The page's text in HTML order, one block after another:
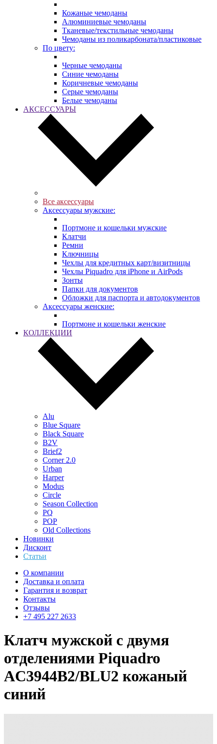
Кожаные чемоданы
Алюминиевые чемоданы
Тканевые/текстильные чемоданы
Чемоданы из поликарбоната/пластиковые
По цвету:
Черные чемоданы
Синие чемоданы
Коричневые чемоданы
Серые чемоданы
Белые чемоданы
АКСЕССУАРЫ
Все аксессуары
Аксессуары мужские:
Портмоне и кошельки мужские
Клатчи
Ремни
Ключницы
Чехлы для кредитных карт/визитницы
Чехлы Piquadro для iPhone и AirPods
Зонты
Папки для документов
Обложки для паспорта и автодокументов
Аксессуары женские:
Портмоне и кошельки женские
КОЛЛЕКЦИИ
Alu
Blue Square
Black Square
B2V
Brief2
Corner 2.0
Urban
Harper
Modus
Circle
Season Collection
PQ
POP
Old Collections
Новинки
Дисконт
Статьи
О компании
Доставка и оплата
Гарантия и возврат
Контакты
Отзывы
+7 495 227 2633
Клатч мужской с двумя
отделениями Piquadro
AC3944B2/BLU2 кожаный
синий